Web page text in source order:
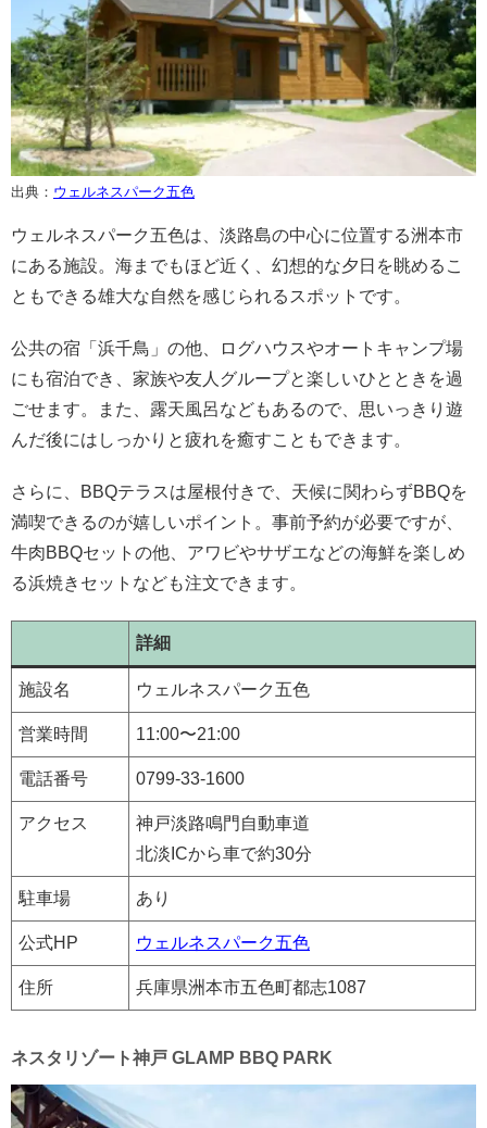
出典： ウェルネスパーク五色
ウェルネスパーク五色は、淡路島の中心に位置する洲本市
にある施設。海までもほど近く、幻想的な夕日を眺めるこ
ともできる雄大な自然を感じられるスポットです。
公共の宿「浜千鳥」の他、ログハウスやオートキャンプ場
にも宿泊でき、家族や友人グループと楽しいひとときを過
ごせます。また、露天風呂などもあるので、思いっきり遊
んだ後にはしっかりと疲れを癒すこともできます。
さらに、BBQテラスは屋根付きで、天候に関わらずBBQを
満喫できるのが嬉しいポイント。事前予約が必要ですが、
牛肉BBQセットの他、アワビやサザエなどの海鮮を楽しめ
る浜焼きセットなども注文できます。
詳細
施設名 ウェルネスパーク五色
営業時間 11:00〜21:00
電話番号 0799-33-1600
アクセス
神戸淡路鳴門自動車道
北淡ICから車で約30分
駐車場 あり
公式HP ウェルネスパーク五色
住所 兵庫県洲本市五色町都志1087
ネスタリゾート神戸 GLAMP BBQ PARK